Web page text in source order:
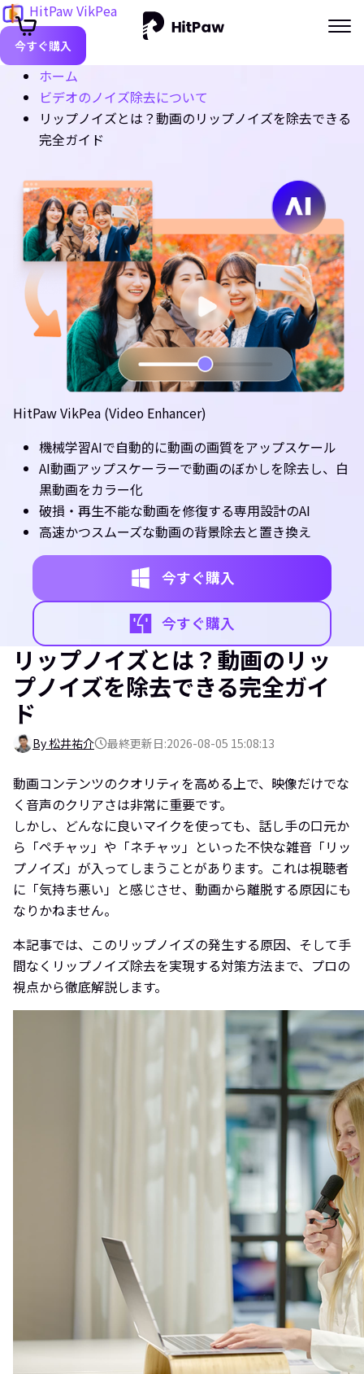
HitPaw VikPea
今すぐ購入
ホーム
ビデオのノイズ除去について
リップノイズとは？動画のリップノイズを除去できる
完全ガイド
HitPaw VikPea (Video Enhancer)
機械学習AIで自動的に動画の画質をアップスケール
AI動画アップスケーラーで動画のぼかしを除去し、白
黒動画をカラー化
破損・再生不能な動画を修復する専用設計のAI
高速かつスムーズな動画の背景除去と置き換え
今すぐ購入
今すぐ購入
リップノイズとは？動画のリッ
プノイズを除去できる完全ガイ
ド
By 松井祐介 最終更新日:2026-08-05 15:08:13
動画コンテンツのクオリティを高める上で、映像だけでな
く音声のクリアさは非常に重要です。
しかし、どんなに良いマイクを使っても、話し手の口元か
ら「ペチャッ」や「ネチャッ」といった不快な雑音「リッ
プノイズ」が入ってしまうことがあります。これは視聴者
に「気持ち悪い」と感じさせ、動画から離脱する原因にも
なりかねません。
本記事では、このリップノイズの発生する原因、そして手
間なくリップノイズ除去を実現する対策方法まで、プロの
視点から徹底解説します。